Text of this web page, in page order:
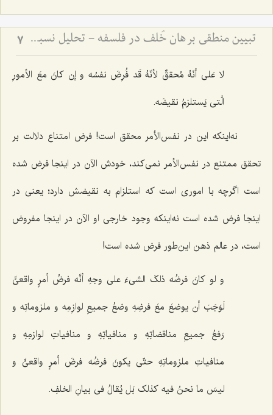
تبیین منطقی برهان خُلف در فلسفه - تحلیل نسبت میان فرضِ محال و اثبات واقعیت 7
لا عَلى أنّهُ مُحققٌ لأنّهُ قَد فُرِضَ نفسُه و إن کانَ معَ الأمورِ
الَّتی یَستلزمُ نقیضَه.
نه‌اینکه این در نفس‌الأمر محقق است! فرض امتناع دلالت بر
تحقق ممتنع در نفس‌الأمر نمى‌کند، خودش الآن در اینجا فرض شده
است اگرچه با امورى است که استلزام به نقیضش دارد؛ یعنى در
اینجا فرض شده است نه‌اینکه وجود خارجى او الآن در اینجا مفروض
است، در عالم ذهن این‌طور فرض شده است!
و لو کانَ فرضُه ذلکَ الشی‌ءَ على وجهِ أنَّه فرضُ أمرٍ واقعیٍّ
لَوَجَبَ أن یوضعَ معَ فرضِهِ وضعُ جمیعِ لوازِمِه و ملزوماتِه و
رَفعُ جمیعِ مناقضاتِهِ و منافیاتِهِ و منافیاتِ لوازمِهِ و
منافیاتِ ملزوماتِهِ حتّى یکونَ فرضُه فرضَ أمرٍ واقعیٍّ و
لیسَ ما نحنُ فیه کذلک بَل یُقالُ فی بیانِ الخلفِ.‌